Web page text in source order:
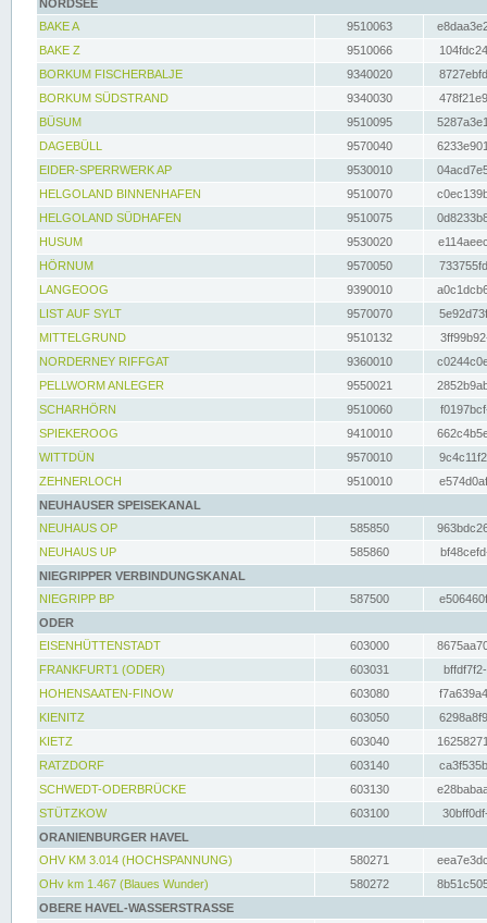
NORDSEE
BAKE A
9510063
BAKE Z
9510066
BORKUM FISCHERBALJE
9340020
BORKUM SÜDSTRAND
9340030
BÜSUM
9510095
DAGEBÜLL
9570040
EIDER-SPERRWERK AP
9530010
HELGOLAND BINNENHAFEN
9510070
HELGOLAND SÜDHAFEN
9510075
HUSUM
9530020
HÖRNUM
9570050
LANGEOOG
9390010
LIST AUF SYLT
9570070
MITTELGRUND
9510132
NORDERNEY RIFFGAT
9360010
PELLWORM ANLEGER
9550021
SCHARHÖRN
9510060
SPIEKEROOG
9410010
WITTDÜN
9570010
ZEHNERLOCH
9510010
NEUHAUSER SPEISEKANAL
NEUHAUS OP
585850
NEUHAUS UP
585860
NIEGRIPPER VERBINDUNGSKANAL
NIEGRIPP BP
587500
ODER
EISENHÜTTENSTADT
603000
FRANKFURT1 (ODER)
603031
HOHENSAATEN-FINOW
603080
KIENITZ
603050
KIETZ
603040
RATZDORF
603140
SCHWEDT-ODERBRÜCKE
603130
STÜTZKOW
603100
ORANIENBURGER HAVEL
OHV KM 3.014 (HOCHSPANNUNG)
580271
OHv km 1.467 (Blaues Wunder)
580272
OBERE HAVEL-WASSERSTRASSE